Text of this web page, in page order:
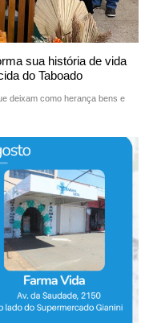
sua história de vida
do Taboado
deixam como herança bens e